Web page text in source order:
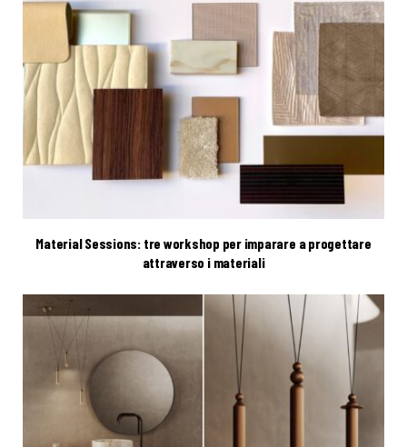
Material Sessions: tre workshop per imparare a progettare
attraverso i materiali